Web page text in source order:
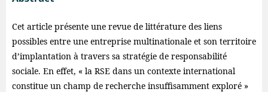
Cet article présente une revue de littérature des liens
possibles entre une entreprise multinationale et son territoire
d’implantation à travers sa stratégie de responsabilité
sociale. En effet, « la RSE dans un contexte international
constitue un champ de recherche insuffisamment exploré »